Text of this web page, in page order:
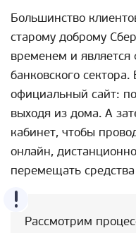
Большинство
старому доброму
временем и
банковского
официальный сайт:
выходя из дома. А
кабинет, чтобы
онлайн,
перемещать
Рассмотрим